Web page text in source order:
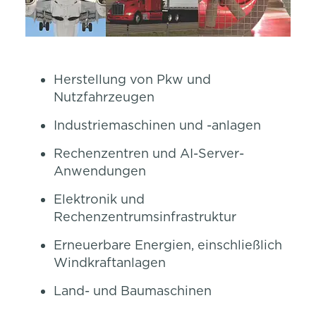
Herstellung von Pkw und
Nutzfahrzeugen
Industriemaschinen und -anlagen
Rechenzentren und AI-Server-
Anwendungen
Elektronik und
Rechenzentrumsinfrastruktur
Erneuerbare Energien, einschließlich
Windkraftanlagen
Land- und Baumaschinen